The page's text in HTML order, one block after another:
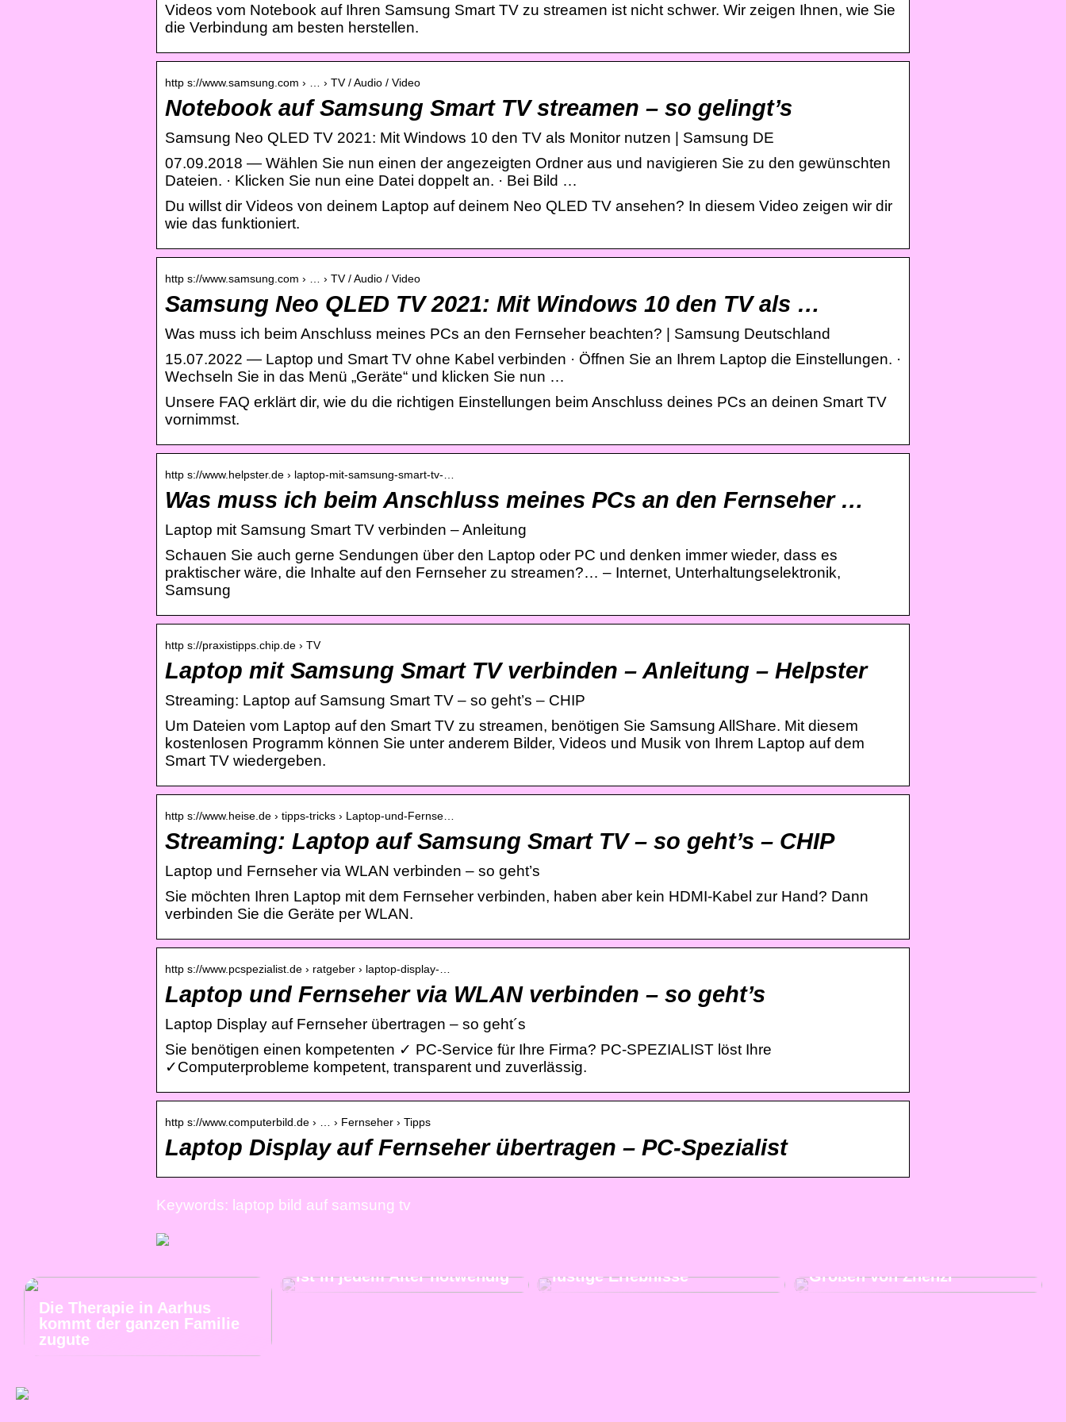
Videos vom Notebook auf Ihren Samsung Smart TV zu streamen ist nicht schwer. Wir zeigen Ihnen, wie Sie
die Verbindung am besten herstellen.
http s://www.samsung.com › … › TV / Audio / Video
Notebook auf Samsung Smart TV streamen – so gelingt’s
Samsung Neo QLED TV 2021: Mit Windows 10 den TV als Monitor nutzen | Samsung DE
07.09.2018 — Wählen Sie nun einen der angezeigten Ordner aus und navigieren Sie zu den gewünschten
Dateien. · Klicken Sie nun eine Datei doppelt an. · Bei Bild …
Du willst dir Videos von deinem Laptop auf deinem Neo QLED TV ansehen? In diesem Video zeigen wir dir
wie das funktioniert.
http s://www.samsung.com › … › TV / Audio / Video
Samsung Neo QLED TV 2021: Mit Windows 10 den TV als …
Was muss ich beim Anschluss meines PCs an den Fernseher beachten? | Samsung Deutschland
15.07.2022 — Laptop und Smart TV ohne Kabel verbinden · Öffnen Sie an Ihrem Laptop die Einstellungen. ·
Wechseln Sie in das Menü „Geräte“ und klicken Sie nun …
Unsere FAQ erklärt dir, wie du die richtigen Einstellungen beim Anschluss deines PCs an deinen Smart TV
vornimmst.
http s://www.helpster.de › laptop-mit-samsung-smart-tv-…
Was muss ich beim Anschluss meines PCs an den Fernseher …
Laptop mit Samsung Smart TV verbinden – Anleitung
Schauen Sie auch gerne Sendungen über den Laptop oder PC und denken immer wieder, dass es
praktischer wäre, die Inhalte auf den Fernseher zu streamen?… – Internet, Unterhaltungselektronik,
Samsung
http s://praxistipps.chip.de › TV
Laptop mit Samsung Smart TV verbinden – Anleitung – Helpster
Streaming: Laptop auf Samsung Smart TV – so geht’s – CHIP
Um Dateien vom Laptop auf den Smart TV zu streamen, benötigen Sie Samsung AllShare. Mit diesem
kostenlosen Programm können Sie unter anderem Bilder, Videos und Musik von Ihrem Laptop auf dem
Smart TV wiedergeben.
http s://www.heise.de › tipps-tricks › Laptop-und-Fernse…
Streaming: Laptop auf Samsung Smart TV – so geht’s – CHIP
Laptop und Fernseher via WLAN verbinden – so geht’s
Sie möchten Ihren Laptop mit dem Fernseher verbinden, haben aber kein HDMI-Kabel zur Hand? Dann
verbinden Sie die Geräte per WLAN.
http s://www.pcspezialist.de › ratgeber › laptop-display-…
Laptop und Fernseher via WLAN verbinden – so geht’s
Laptop Display auf Fernseher übertragen – so geht´s
Sie benötigen einen kompetenten ✓ PC-Service für Ihre Firma? PC-SPEZIALIST löst Ihre
✓Computerprobleme kompetent, transparent und zuverlässig.
http s://www.computerbild.de › … › Fernseher › Tipps
Laptop Display auf Fernseher übertragen – PC-Spezialist
Keywords: laptop bild auf samsung tv
Die Therapie in Aarhus
kommt der ganzen Familie
zugute
ist in jedem Alter notwendig
lustige Erlebnisse
Größen von Zhenzi